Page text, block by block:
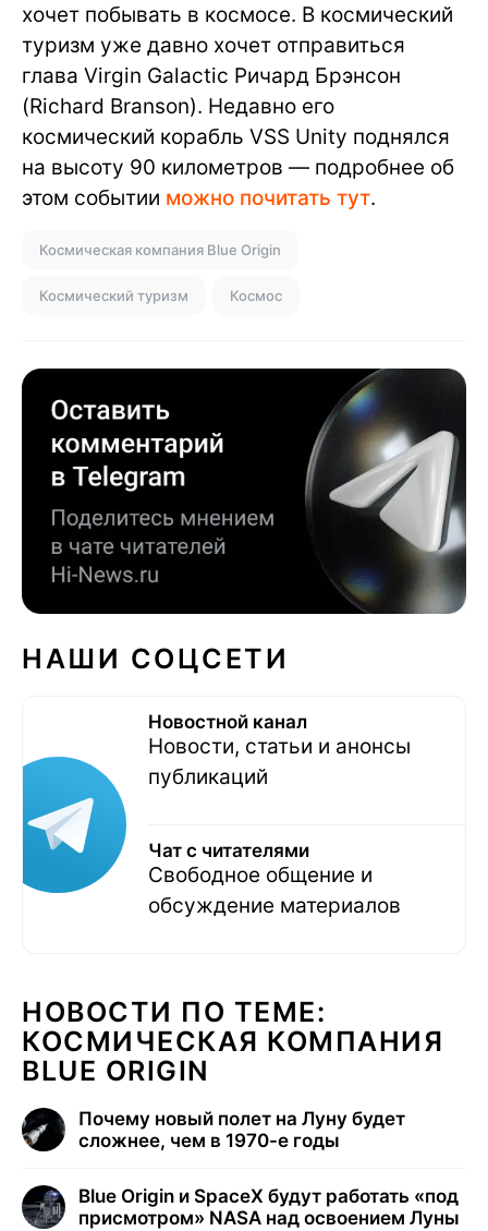
хочет побывать в космосе. В космический
туризм уже давно хочет отправиться
глава Virgin Galactic Ричард Брэнсон
(Richard Branson). Недавно его
космический корабль VSS Unity поднялся
на высоту 90 километров — подробнее об
этом событии можно почитать тут.
Космическая компания Blue Origin
Космический туризм Космос
НАШИ СОЦСЕТИ
Новостной канал
Новости, статьи и анонсы
публикаций
Чат с читателями
Свободное общение и
обсуждение материалов
НОВОСТИ ПО ТЕМЕ:
КОСМИЧЕСКАЯ КОМПАНИЯ
BLUE ORIGIN
Почему новый полет на Луну будет
сложнее, чем в 1970-е годы
Blue Origin и SpaceX будут работать «под
присмотром» NASA над освоением Луны